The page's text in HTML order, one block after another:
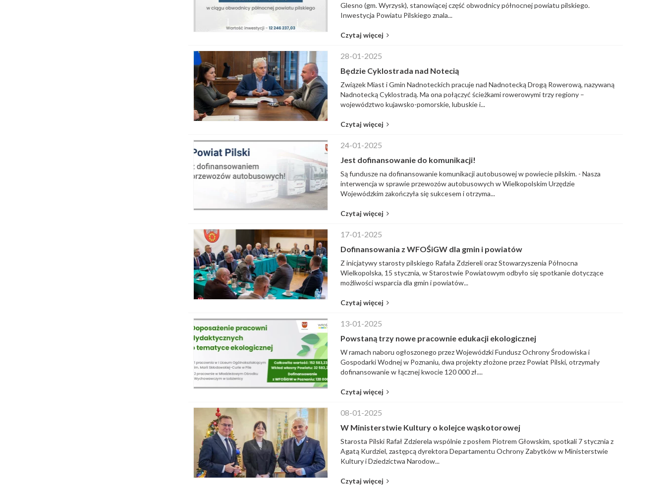
Glesno (gm. Wyrzysk), stanowiącej część obwodnicy północnej powiatu pilskiego.
Inwestycja Powiatu Pilskiego znala...
Czytaj więcej
28-01-2025
Będzie Cyklostrada nad Notecią
Związek Miast i Gmin Nadnoteckich pracuje nad Nadnotecką Drogą Rowerową, nazywaną
Nadnotecką Cyklostradą. Ma ona połączyć ścieżkami rowerowymi trzy regiony –
województwo kujawsko-pomorskie, lubuskie i...
Czytaj więcej
24-01-2025
Jest dofinansowanie do komunikacji!
Są fundusze na dofinansowanie komunikacji autobusowej w powiecie pilskim. - Nasza
interwencja w sprawie przewozów autobusowych w Wielkopolskim Urzędzie
Wojewódzkim zakończyła się sukcesem i otrzyma...
Czytaj więcej
17-01-2025
Dofinansowania z WFOŚiGW dla gmin i powiatów
Z inicjatywy starosty pilskiego Rafała Zdziereli oraz Stowarzyszenia Północna
Wielkopolska, 15 stycznia, w Starostwie Powiatowym odbyło się spotkanie dotyczące
możliwości wsparcia dla gmin i powiatów...
Czytaj więcej
13-01-2025
Powstaną trzy nowe pracownie edukacji ekologicznej
W ramach naboru ogłoszonego przez Wojewódzki Fundusz Ochrony Środowiska i
Gospodarki Wodnej w Poznaniu, dwa projekty złożone przez Powiat Pilski, otrzymały
dofinansowanie w łącznej kwocie 120 000 zł....
Czytaj więcej
08-01-2025
W Ministerstwie Kultury o kolejce wąskotorowej
Starosta Pilski Rafał Zdzierela wspólnie z posłem Piotrem Głowskim, spotkali 7 stycznia z
Agatą Kurdziel, zastępcą dyrektora Departamentu Ochrony Zabytków w Ministerstwie
Kultury i Dziedzictwa Narodow...
Czytaj więcej